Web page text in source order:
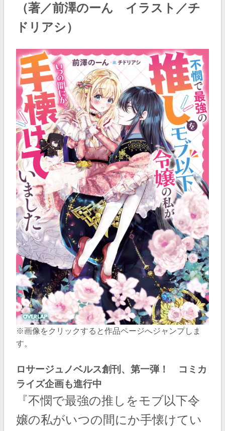
（著／前澤のーん イラスト／チ
ドリアシ）
※画像をクリックすると作品ページへジャンプしま
す。
ロサージュノベルス創刊、第一弾！ コミカ
ライズ企画も進行中
『不憫で最強の推しをモブ以下令
嬢の私がいつの間にか手懐けてい